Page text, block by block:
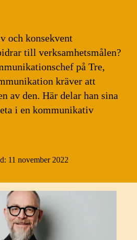
och konsekvent
till verksamhetsmålen?
på Tre,
kräver att
av den. Här delar han sina
i en kommunikativ
11 november 2022